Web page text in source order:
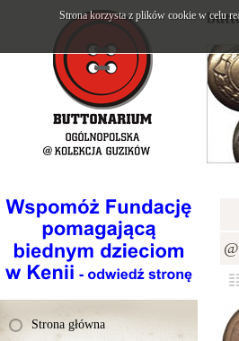
Strona główna
Strona korzysta z plików cookie w celu